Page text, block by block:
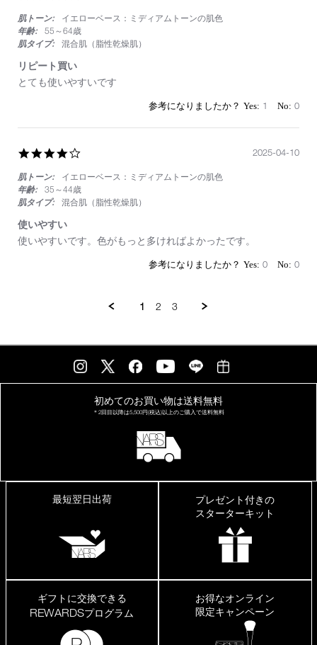
持
ち
良
rating
肌トーン:
イエローベース：ミディアムトーンの肌色
年齢:
55～64歳
肌タイプ:
混合肌（脂性乾燥肌）
リピート買い
Review
Aug
review
ー
買
とても使いやすいです
1 0
rating
肌トーン:
イエローベース：ミディアムトーンの肌色
年齢:
35～44歳
肌タイプ:
混合肌（脂性乾燥肌）
使いやすい
Review
review
使いやすいです。色がもっと多ければよかったです。
2025-04-10
0 0
1 2 3
初めてのお買い物は送料無料
＊2回目以降は5,500円(税込)以上の ご購入で送料無料
最短翌日出荷
プレゼント付きの
スターターキット
ギフトに交換できる
REWARDSプログラム
お得なオンライン
限定キャンペーン